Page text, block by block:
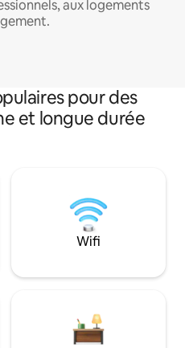
aux logements
pour des
et longue durée
Wifi